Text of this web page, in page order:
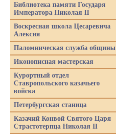
Библиотека памяти Государя
Императора Николая II
Воскресная школа Цесаревича
Алексия
Паломническая служба общины
Иконописная мастерская
Курортный отдел
Ставропольского казачьего
войска
Петербургская станица
Казачий Конвой Святого Царя
Страстотерпца Николая II